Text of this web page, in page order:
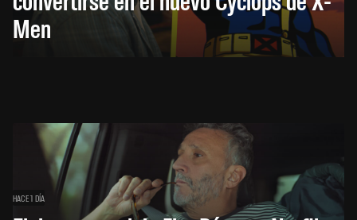
Men
HACE 1 DÍA